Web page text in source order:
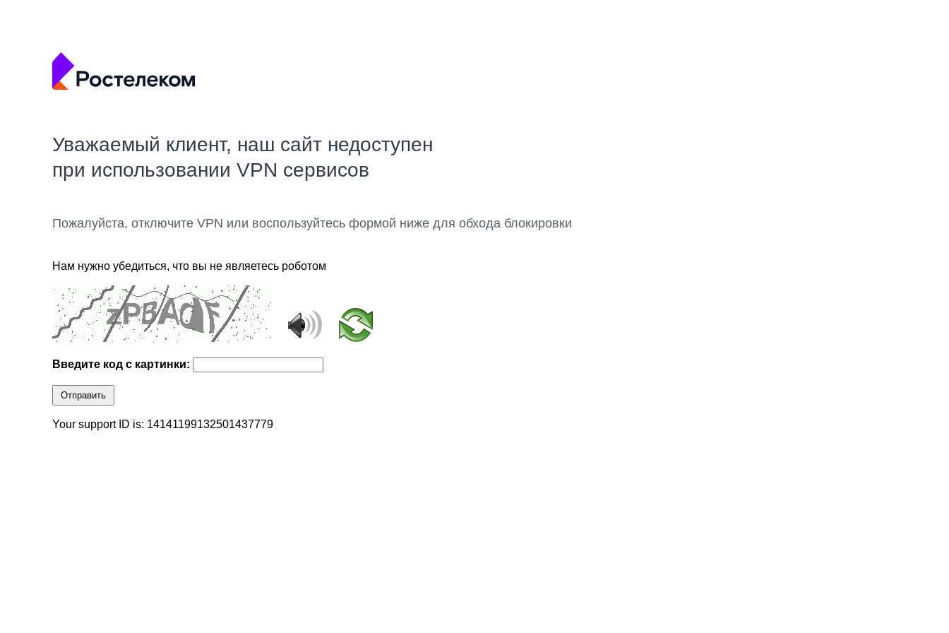
Уважаемый клиент, наш сайт недоступен
при использовании VPN сервисов
Пожалуйста, отключите VPN или воспользуйтесь формой ниже для обхода блокировки
Нам нужно убедиться, что вы не являетесь роботом
Введите код с картинки:
Отправить
Your support ID is: 14141199132501437779